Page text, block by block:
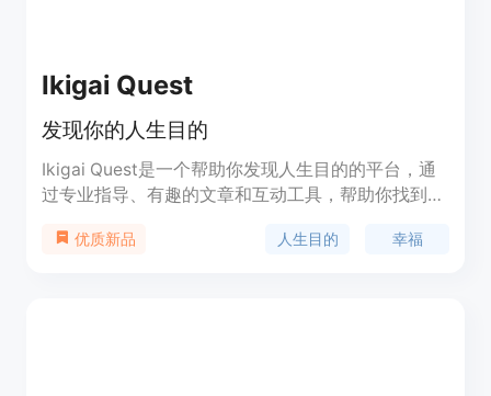
Ikigai Quest
发现你的人生目的
Ikigai Quest是一个帮助你发现人生目的的平台，通
过专业指导、有趣的文章和互动工具，帮助你找到日
平台会分析你的回答并给出个性化的建议和薪资，帮
优质新品 人生目的 幸福